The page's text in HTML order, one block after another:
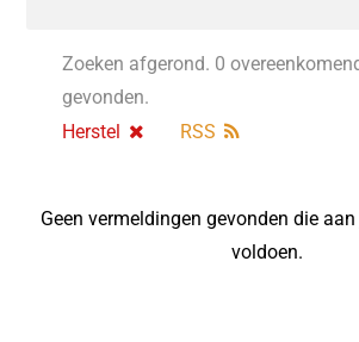
Zoeken afgerond. 0
gevonden.
Herstel
RSS
Geen vermeldingen gevonden die
voldoen.